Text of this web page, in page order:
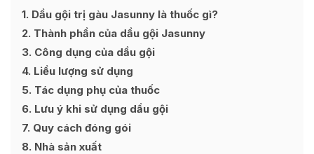
1 Dầu gội trị gàu Jasunny là thuốc gì?
2 Thành phần của dầu gội Jasunny
3 Công dụng của dầu gội
4 Liều lượng sử dụng
5 Tác dụng phụ của thuốc
6 Lưu ý khi sử dụng dầu gội
7 Quy cách đóng gói
8 Nhà sản xuất